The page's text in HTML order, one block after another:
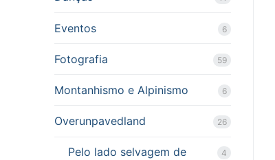
Eventos 6
Fotografia 59
Montanhismo e Alpinismo 6
Overunpavedland 26
Pelo lado selvagem de
4